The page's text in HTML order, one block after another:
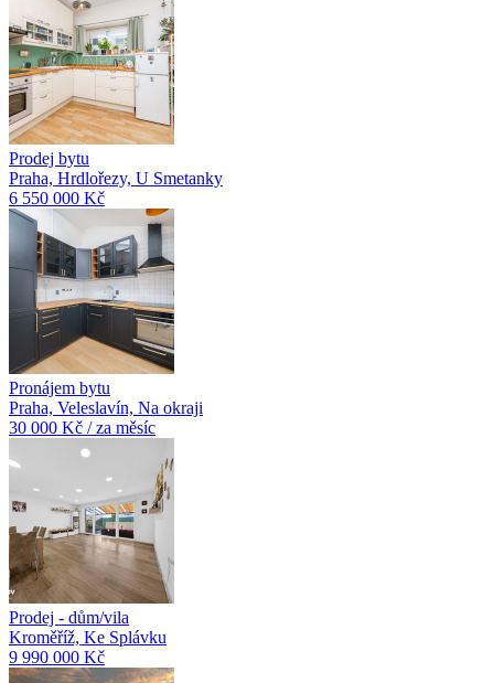
Prodej bytu
Praha, Hrdlořezy, U Smetanky
6 550 000 Kč
Pronájem bytu
Praha, Veleslavín, Na okraji
30 000 Kč / za měsíc
Prodej - dům/vila
Kroměříž, Ke Splávku
9 990 000 Kč